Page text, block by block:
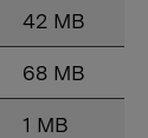
42 MB
68 MB
1 MB